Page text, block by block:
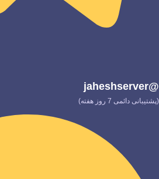
@jaheshserver
(پشتیبانی دائمی 7 روز هفته)